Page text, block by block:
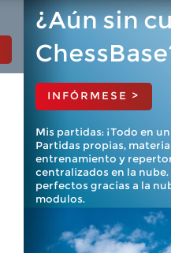
¿Aún sin
INFÓRMESE >
Mis partidas: ¡Todo en
Partidas propias,
entrenamiento y
centralizados en la nube.
perfectos gracias a la
modulos.